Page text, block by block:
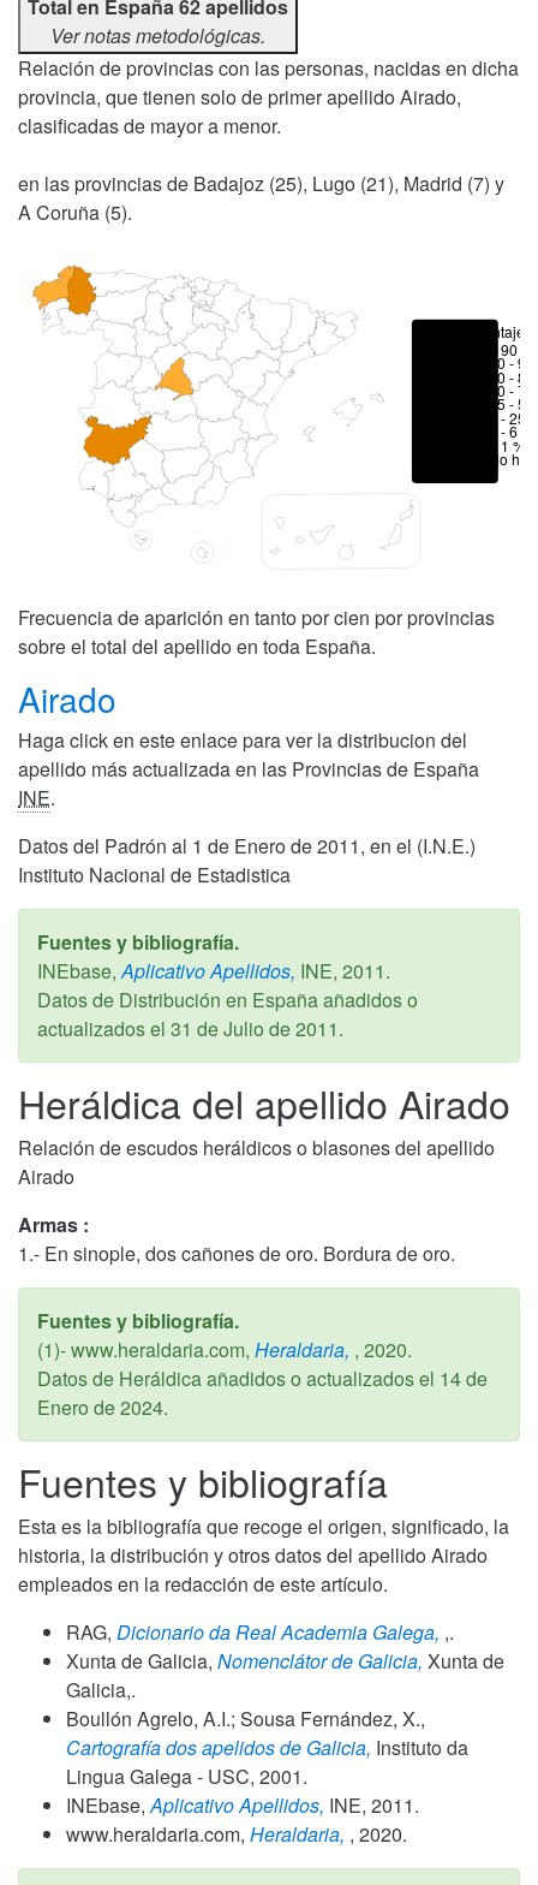
Total en España 62 apellidos
Ver notas metodológicas.
Relación de provincias con las personas, nacidas en dicha
provincia, que tienen solo de primer apellido Airado,
clasificadas de mayor a menor.
en las provincias de Badajoz (25), Lugo (21), Madrid (7) y
A Coruña (5).
Porcentajes
> 90 %
80 -
70 -
50 -
25 -
6 - 25
1 - 6 %
< 1 %
No hay
Frecuencia de aparición en tanto por cien por provincias
sobre el total del apellido en toda España.
Airado
Haga click en este enlace para ver la distribucion del
apellido más actualizada en las Provincias de España
INE.
Datos del Padrón al 1 de Enero de 2011, en el (I.N.E.)
Instituto Nacional de Estadistica
Fuentes y bibliografía.
INEbase, Aplicativo Apellidos, INE, 2011.
Datos de Distribución en España añadidos o
actualizados el 31 de Julio de 2011.
Heráldica del apellido Airado
Relación de escudos heráldicos o blasones del apellido
Airado
Armas :
1.- En sinople, dos cañones de oro. Bordura de oro.
Fuentes y bibliografía.
(1)- www.heraldaria.com, Heraldaria, , 2020.
Datos de Heráldica añadidos o actualizados el 14 de
Enero de 2024.
Fuentes y bibliografía
Esta es la bibliografía que recoge el origen, significado, la
historia, la distribución y otros datos del apellido Airado
empleados en la redacción de este artículo.
RAG, Dicionario da Real Academia Galega, ,.
Xunta de Galicia, Nomenclátor de Galicia, Xunta de
Galicia,.
Boullón Agrelo, A.I.; Sousa Fernández, X.,
Cartografía dos apelidos de Galicia, Instituto da
Lingua Galega - USC, 2001.
INEbase, Aplicativo Apellidos, INE, 2011.
www.heraldaria.com, Heraldaria, , 2020.